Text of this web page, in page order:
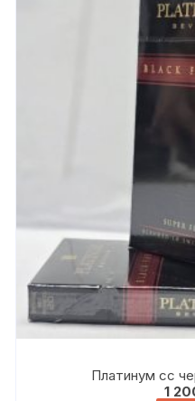
Платинум сс
1